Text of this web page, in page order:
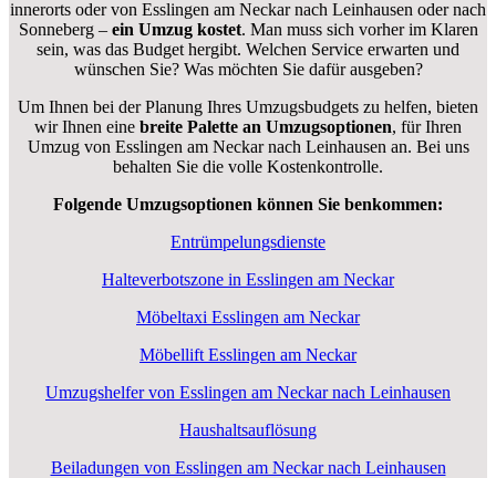
innerorts oder von Esslingen am Neckar nach Leinhausen oder nach
Sonneberg – ein Umzug kostet. Man muss sich vorher im Klaren
sein, was das Budget hergibt. Welchen Service erwarten und
wünschen Sie? Was möchten Sie dafür ausgeben?
Um Ihnen bei der Planung Ihres Umzugsbudgets zu helfen, bieten
wir Ihnen eine breite Palette an Umzugsoptionen, für Ihren
Umzug von Esslingen am Neckar nach Leinhausen an. Bei uns
behalten Sie die volle Kostenkontrolle.
Folgende Umzugsoptionen können Sie benkommen:
Entrümpelungsdienste
Halteverbotszone in Esslingen am Neckar
Möbeltaxi Esslingen am Neckar
Möbellift Esslingen am Neckar
Umzugshelfer von Esslingen am Neckar nach Leinhausen
Haushaltsauflösung
Beiladungen von Esslingen am Neckar nach Leinhausen